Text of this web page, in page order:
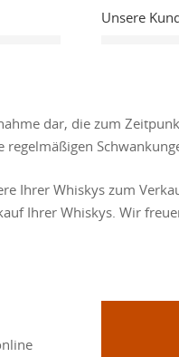
Unsere
dar, die zum
Ihrer Whiskys zum
Ihrer Whiskys. Wir